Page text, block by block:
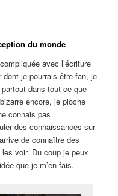
du monde
avec l’écriture
dont je pourrais être fan, je
dans tout ce que
encore, je pioche
connais pas
des connaissances sur
de connaître des
voir. Du coup je peux
que je m’en fais.